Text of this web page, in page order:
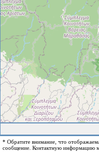
* Обратите внимание, что
сообщение. Контактную информацию